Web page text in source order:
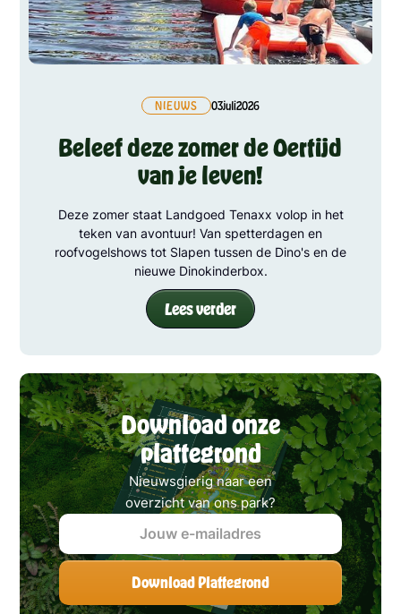
NIEUWS 03juli2026
Beleef deze zomer de Oertijd
van je leven!
Deze zomer staat Landgoed Tenaxx volop in het
teken van avontuur! Van spetterdagen en
roofvogelshows tot Slapen tussen de Dino's en de
nieuwe Dinokinderbox.
Lees verder
Download onze
plattegrond
Nieuwsgierig naar een
overzicht van ons park?